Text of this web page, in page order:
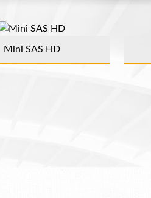
Mini SAS HD